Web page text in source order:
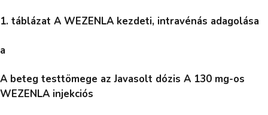
1. táblázat A WEZENLA kezdeti, intravénás adagolása
a
A beteg testtömege az Javasolt dózis A 130 mg-os
WEZENLA injekciós